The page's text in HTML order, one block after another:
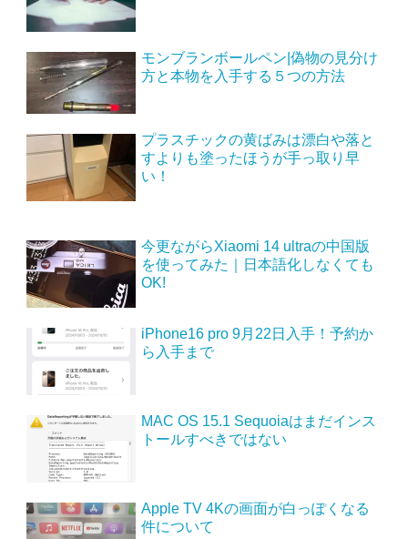
モンブランボールペン|偽物の見分け
方と本物を入手する５つの方法
プラスチックの黄ばみは漂白や落と
すよりも塗ったほうが手っ取り早
い！
今更ながらXiaomi 14 ultraの中国版
を使ってみた｜日本語化しなくても
OK!
iPhone16 pro 9月22日入手！予約か
ら入手まで
MAC OS 15.1 Sequoiaはまだインス
トールすべきではない
Apple TV 4Kの画面が白っぽくなる
件について